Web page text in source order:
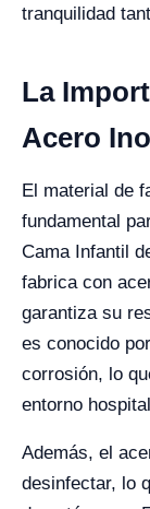
tranquilidad
La
Acero
El material de
fundamental
Cama Infantil
fabrica con
garantiza su
es conocido
corrosión, lo
entorno
Además, el
desinfectar, lo